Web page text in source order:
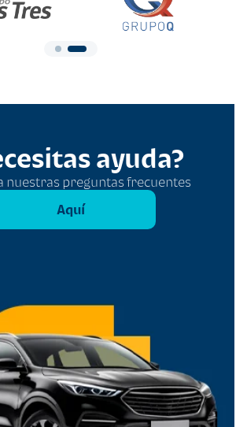
ayuda?
nuestras preguntas frecuentes
Aquí